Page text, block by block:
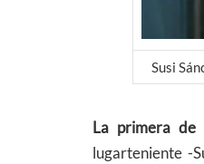
Susi
La primera de
lugarteniente -